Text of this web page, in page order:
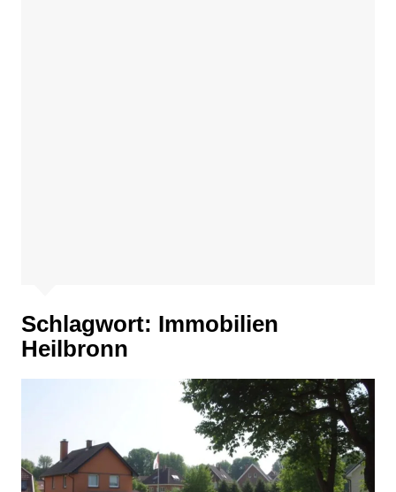
Schlagwort: Immobilien
Heilbronn